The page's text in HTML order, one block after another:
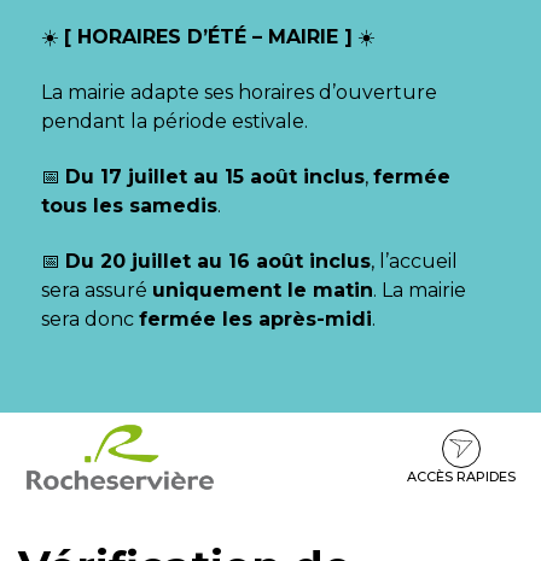
☀️ [ HORAIRES D’ÉTÉ – MAIRIE ] ☀️
La mairie adapte ses horaires d’ouverture
pendant la période estivale.
📅 Du 17 juillet au 15 août inclus, fermée
tous les samedis.
📅 Du 20 juillet au 16 août inclus, l’accueil
sera assuré uniquement le matin. La mairie
sera donc fermée les après-midi.
contenu
pied
ACCÈS RAPIDES